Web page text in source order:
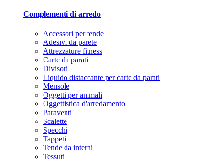
Complementi di arredo
Accessori per tende
Adesivi da parete
Attrezzature fitness
Carte da parati
Divisori
Liquido distaccante per carte da parati
Mensole
Oggetti per animali
Oggettistica d'arredamento
Paraventi
Scalette
Specchi
Tappeti
Tende da interni
Tessuti